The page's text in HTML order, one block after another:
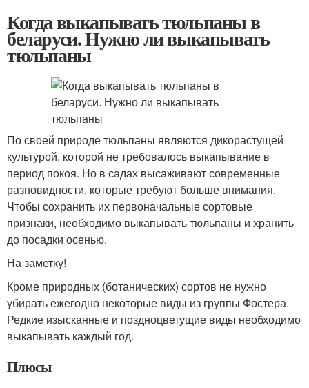
Когда выкапывать тюльпаны в
беларуси. Нужно ли выкапывать
тюльпаны
По своей природе тюльпаны являются дикорастущей
культурой, которой не требовалось выкапывание в
период покоя. Но в садах высаживают современные
разновидности, которые требуют больше внимания.
Чтобы сохранить их первоначальные сортовые
признаки, необходимо выкапывать тюльпаны и хранить
до посадки осенью.
На заметку!
Кроме природных (ботанических) сортов не нужно
убирать ежегодно некоторые виды из группы Фостера.
Редкие изысканные и поздноцветущие виды необходимо
выкапывать каждый год.
Плюсы